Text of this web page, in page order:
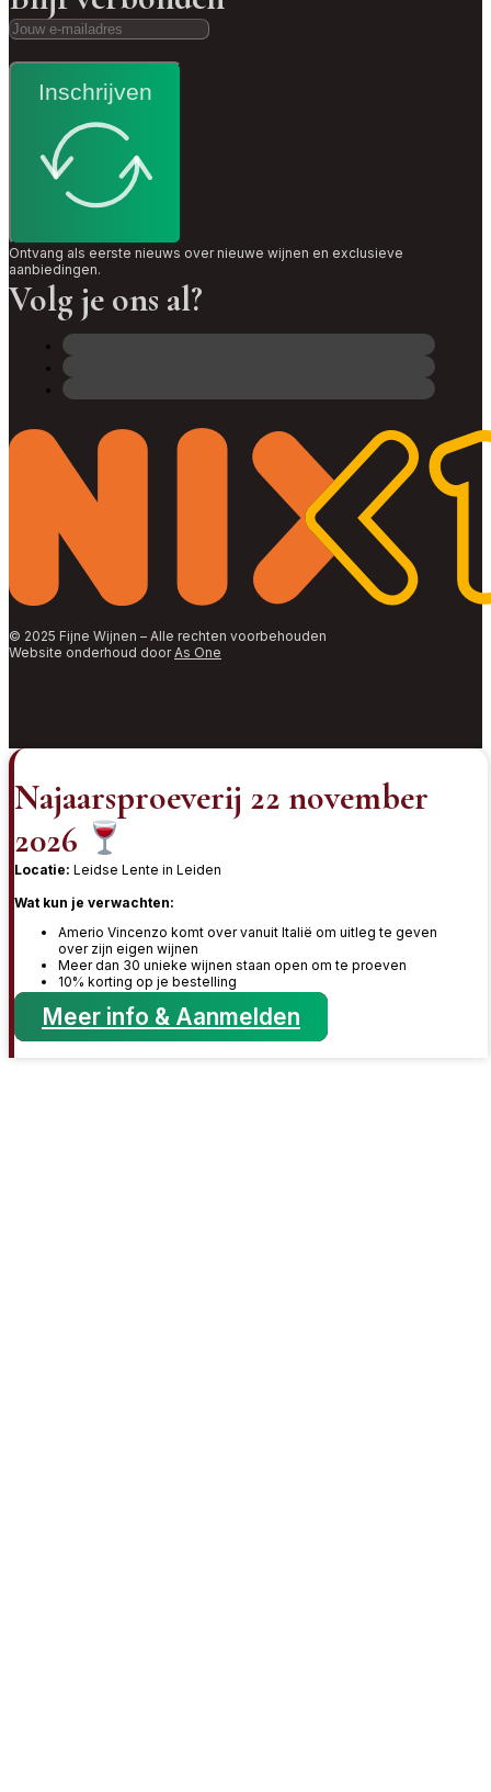
Inschrijven
Ontvang als eerste nieuws over nieuwe wijnen en exclusieve
aanbiedingen.
Volg je ons al?
© 2025 Fijne Wijnen – Alle rechten voorbehouden
Website onderhoud door As One
Najaarsproeverij 22 november
2026
Locatie: Leidse Lente in Leiden
Wat kun je verwachten:
Amerio Vincenzo komt over vanuit Italië om uitleg te geven
over zijn eigen wijnen
Meer dan 30 unieke wijnen staan open om te proeven
10% korting op je bestelling
Meer info & Aanmelden